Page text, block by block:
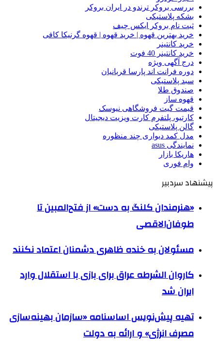
بررسی بروکر ترندو در ایران بروکر
بشکه پلاستیکی
ثبت نام بروکر ایکس چیف
خرید بهترین قهوه | خرید قهوه | قهوه گرنیکا کافی
خرید کانتینر
خرید کانتینر 40 فوت
درج آگهی ویژه
دوره فرانت اند پارسا قربانیان
سبد پلاستیکی
صندوق طلا
قهوه ساز
قیمت گیت فروشگاهی نیوسک
کارتیو، پلتفرم کارت ویزیت دیجیتال
گالن پلاستیکی
مدل کمد دیواری چند منظوره
نمایندگی asus
هاریکا بازار
وام فوری
پیشنهاد سردبیر
«هنرمندان کلنگ به دست» از فتح‌المبین تا
طوفان‌الاقصی
مسئولان به خنده ظاهری دشمنان اعتماد نکنند
کاروان الشرطه عراق برای بازی با استقلال وارد
ایران شد
تهیه پیش‌نویس اساسنامه «سازمان بهینه‌سازی
مصرف انرژی» و ارائه به دولت